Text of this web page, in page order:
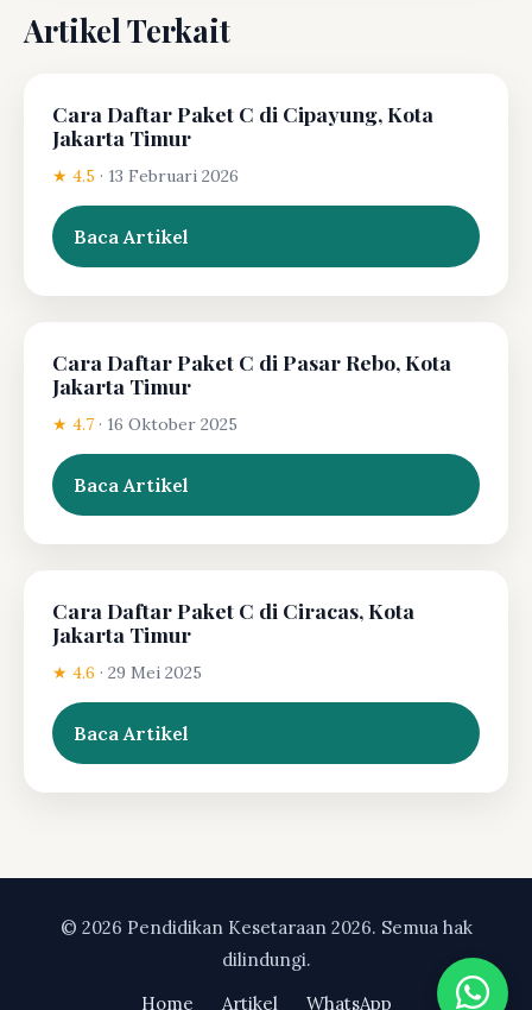
Artikel Terkait
Cara Daftar Paket C di Cipayung, Kota
Jakarta Timur
★ 4.5 · 13 Februari 2026
Baca Artikel
Cara Daftar Paket C di Pasar Rebo, Kota
Jakarta Timur
★ 4.7 · 16 Oktober 2025
Baca Artikel
Cara Daftar Paket C di Ciracas, Kota
Jakarta Timur
★ 4.6 · 29 Mei 2025
Baca Artikel
© 2026 Pendidikan Kesetaraan 2026. Semua hak
dilindungi.
Home
Artikel WhatsApp